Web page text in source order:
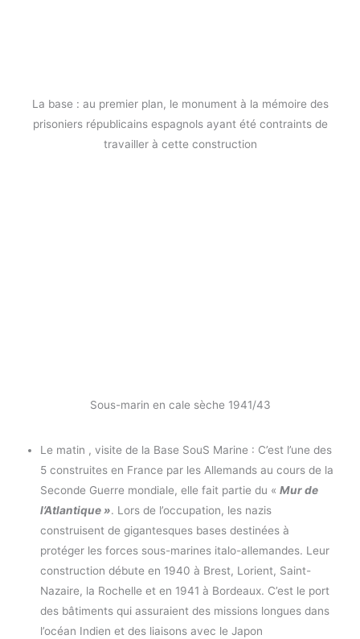
La base : au premier plan, le monument à la mémoire des
prisoniers républicains espagnols ayant été contraints de
travailler à cette construction
Sous-marin en cale sèche 1941/43
Le matin , visite de la Base SouS Marine : C’est l’une des
5 construites en France par les Allemands au cours de la
Seconde Guerre mondiale, elle fait partie du « Mur de
l’Atlantique ». Lors de l’occupation, les nazis
construisent de gigantesques bases destinées à
protéger les forces sous-marines italo-allemandes. Leur
construction débute en 1940 à Brest, Lorient, Saint-
Nazaire, la Rochelle et en 1941 à Bordeaux. C’est le port
des bâtiments qui assuraient des missions longues dans
l’océan Indien et des liaisons avec le Japon